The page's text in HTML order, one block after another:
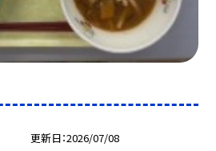
更新日 2026/07/08